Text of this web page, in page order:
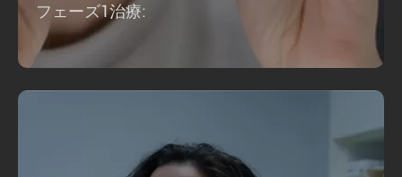
フェーズ1治療: